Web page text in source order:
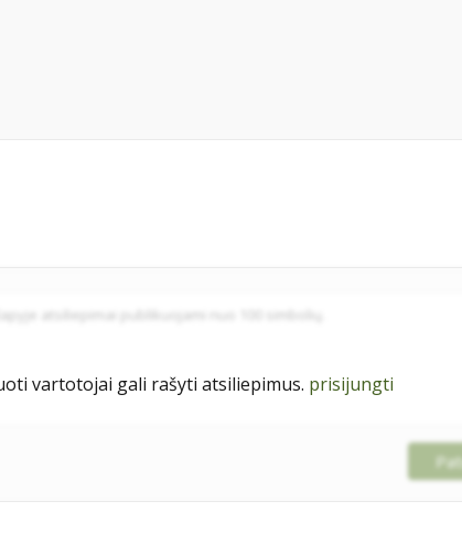
vartotojai gali rašyti atsiliepimus. prisijungti